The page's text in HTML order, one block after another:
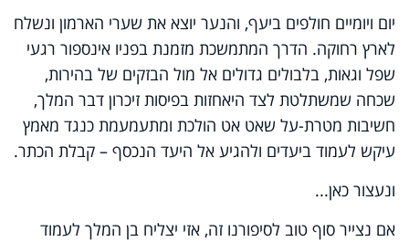
יום ויומיים חולפים ביעף, והנער יוצא את שערי הארמון ונשלח
לארץ רחוקה. הדרך המתמשכת מזמנת בפניו אינספור רגעי
שפל וגאות, בלבולים גדולים אל מול הבזקים של בהירות,
שכחה שמשתלטת לצד היאחזות בפיסות זיכרון דבר המלך,
חשיבות מטרת-על שאט אט הולכת ומתעמעמת כנגד מאמץ
עיקש לעמוד ביעדים ולהגיע אל היעד הנכסף – קבלת הכתר.
ונעצור כאן...
אם נצייר סוף טוב לסיפורנו זה, אזי יצליח בן המלך לעמוד